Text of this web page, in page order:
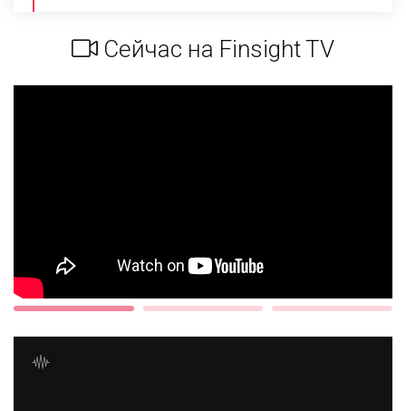
Сейчас на Finsight TV